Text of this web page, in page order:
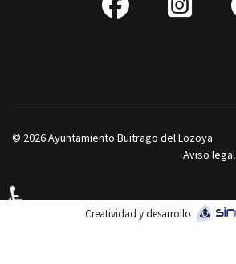
© 2026 Ayuntamiento Buitrago del Lozoya
Aviso legal
Creatividad y desarrollo